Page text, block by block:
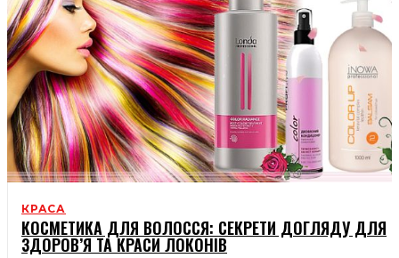
КРАСА
КОСМЕТИКА ДЛЯ ВОЛОССЯ: СЕКРЕТИ ДОГЛЯДУ ДЛЯ
ЗДОРОВ’Я ТА КРАСИ ЛОКОНІВ